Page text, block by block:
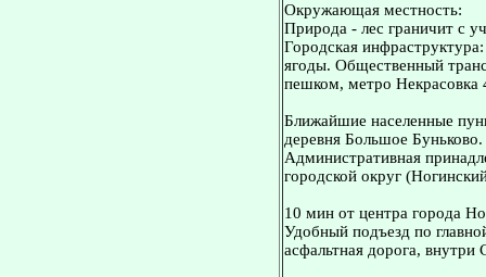
Окружающая местность:
Природа - лес граничит с
Городская
ягоды. Общественный
пешком, метро Некрасовка
Ближайшие населенные
деревня Большое Буньково.
Административная
городской округ
10 мин от центра города
Удобный подъезд по
асфальтная дорога, внутри